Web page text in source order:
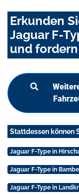
Erkunden
Jaguar F-
und
Stattdessen können
Jaguar F-Type in
Jaguar F-Type in
Jaguar F-Type in